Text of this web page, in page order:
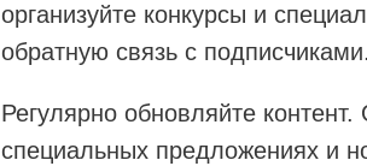
организуйте конкурсы и
обратную связь с подписчиками.
Регулярно обновляйте
специальных предложениях и